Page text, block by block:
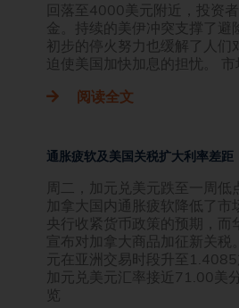
回落至4000美元附近，投资
金。持续的美伊冲突支撑了避
初步的停火努力也缓解了人们
迫使美国加快加息的担忧。 市
阅读全文
通胀疲软及美国关税扩大利率差距
周二，加元兑美元跌至一周低
加拿大国内通胀疲软降低了市
央行收紧货币政策的预期，而
宣布对加拿大商品加征新关税
元在亚洲交易时段升至1.4085
加元兑美元汇率接近71.00美
览